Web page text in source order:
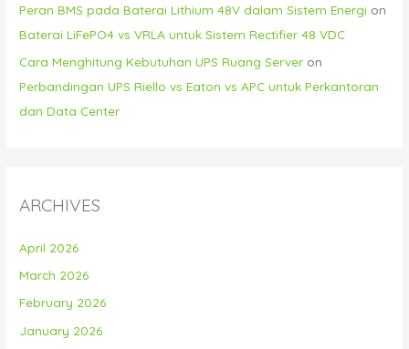
Peran BMS pada Baterai Lithium 48V dalam Sistem Energi on
Baterai LiFePO4 vs VRLA untuk Sistem Rectifier 48 VDC
Cara Menghitung Kebutuhan UPS Ruang Server on
Perbandingan UPS Riello vs Eaton vs APC untuk Perkantoran
dan Data Center
ARCHIVES
April 2026
March 2026
February 2026
January 2026